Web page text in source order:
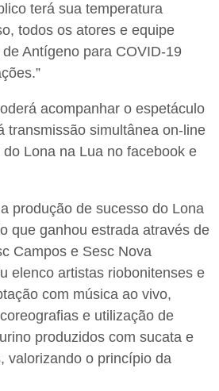
terá sua temperatura
todos os atores e equipe
Antígeno para COVID-19
acompanhar o espetáculo
transmissão simultânea on-line
Lona na Lua no facebook e
produção de sucesso do Lona
que ganhou estrada através de
Campos e Sesc Nova
elenco artistas riobonitenses e
com música ao vivo,
e utilização de
produzidos com sucata e
valorizando o princípio da